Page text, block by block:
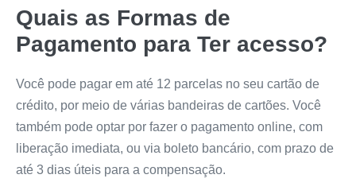
Quais as Formas de
Pagamento para Ter acesso?
Você pode pagar em até 12 parcelas no seu cartão de
crédito, por meio de várias bandeiras de cartões. Você
também pode optar por fazer o pagamento online, com
liberação imediata, ou via boleto bancário, com prazo de
até 3 dias úteis para a compensação.